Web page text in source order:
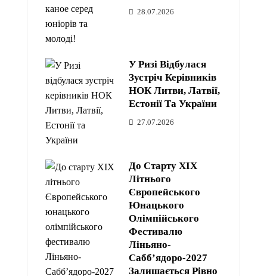
28.07.2026
У Ризі Відбулася
Зустріч Керівників
НОК Литви, Латвії,
Естонії Та України
27.07.2026
До Старту XIX
Літнього
Європейського
Юнацького
Олімпійського
Фестивалю
Ліньяно-
Сабб’ядоро-2027
Залишається Рівно